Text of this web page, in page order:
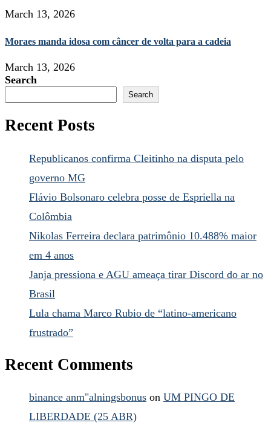
March 13, 2026
Moraes manda idosa com câncer de volta para a cadeia
March 13, 2026
Search
Search
Recent Posts
Republicanos confirma Cleitinho na disputa pelo
governo MG
Flávio Bolsonaro celebra posse de Espriella na
Colômbia
Nikolas Ferreira declara patrimônio 10.488% maior
em 4 anos
Janja pressiona e AGU ameaça tirar Discord do ar no
Brasil
Lula chama Marco Rubio de “latino-americano
frustrado”
Recent Comments
binance anm"alningsbonus on UM PINGO DE
LIBERDADE (25 ABR)